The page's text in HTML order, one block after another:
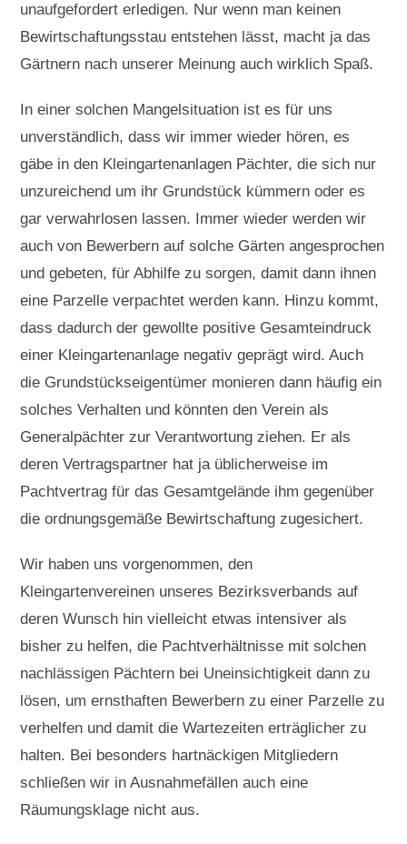
unaufgefordert erledigen. Nur wenn man keinen
Bewirtschaftungsstau entstehen lässt, macht ja das
Gärtnern nach unserer Meinung auch wirklich Spaß.
In einer solchen Mangelsituation ist es für uns
unverständlich, dass wir immer wieder hören, es
gäbe in den Kleingartenanlagen Pächter, die sich nur
unzureichend um ihr Grundstück kümmern oder es
gar verwahrlosen lassen. Immer wieder werden wir
auch von Bewerbern auf solche Gärten angesprochen
und gebeten, für Abhilfe zu sorgen, damit dann ihnen
eine Parzelle verpachtet werden kann. Hinzu kommt,
dass dadurch der gewollte positive Gesamteindruck
einer Kleingartenanlage negativ geprägt wird. Auch
die Grundstückseigentümer monieren dann häufig ein
solches Verhalten und könnten den Verein als
Generalpächter zur Verantwortung ziehen. Er als
deren Vertragspartner hat ja üblicherweise im
Pachtvertrag für das Gesamtgelände ihm gegenüber
die ordnungsgemäße Bewirtschaftung zugesichert.
Wir haben uns vorgenommen, den
Kleingartenvereinen unseres Bezirksverbands auf
deren Wunsch hin vielleicht etwas intensiver als
bisher zu helfen, die Pachtverhältnisse mit solchen
nachlässigen Pächtern bei Uneinsichtigkeit dann zu
lösen, um ernsthaften Bewerbern zu einer Parzelle zu
verhelfen und damit die Wartezeiten erträglicher zu
halten. Bei besonders hartnäckigen Mitgliedern
schließen wir in Ausnahmefällen auch eine
Räumungsklage nicht aus.